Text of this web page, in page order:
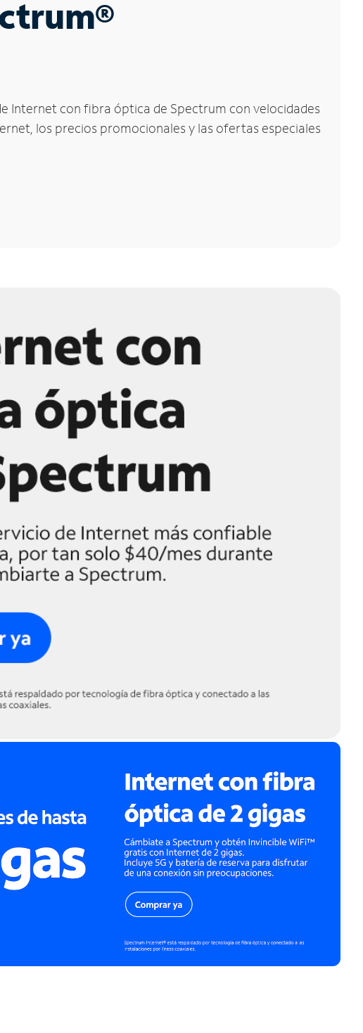
Internet con fibra óptica de Spectrum con velocidades
los precios promocionales y las ofertas especiales